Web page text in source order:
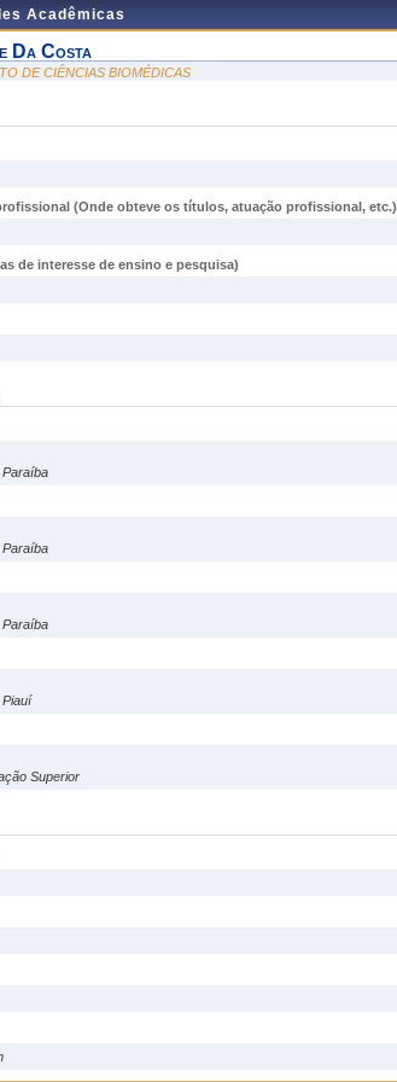
Acadêmicas
Da Costa
DE CIÊNCIAS BIOMÉDICAS
(Onde obteve os títulos, atuação profissional, etc.)
de interesse de ensino e pesquisa)
Superior